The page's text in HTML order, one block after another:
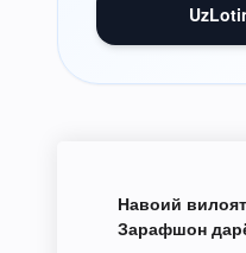
Навоий
Зарафшон